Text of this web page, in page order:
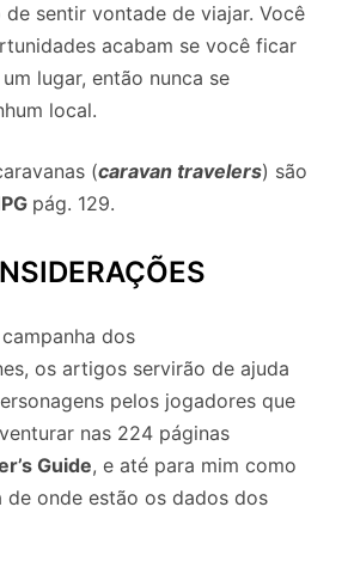
sentir vontade de viajar. Você
acabam se você ficar
lugar, então nunca se
local.
(caravan travelers) são
pág. 129.
dos
os artigos servirão de ajuda
pelos jogadores que
nas 224 páginas
Guide, e até para mim como
de onde estão os dados dos